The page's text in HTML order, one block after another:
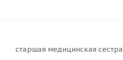
cтаршая медицинская сестра